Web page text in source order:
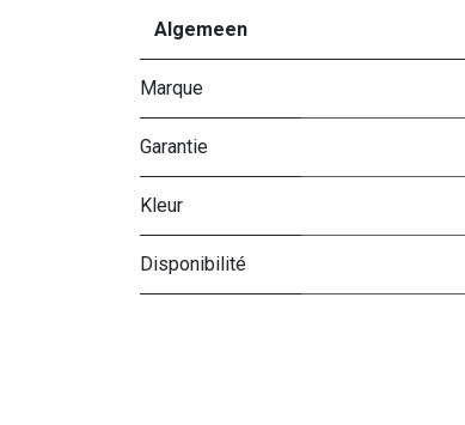
Algemeen
Marque
Garantie
Kleur
Disponibilité